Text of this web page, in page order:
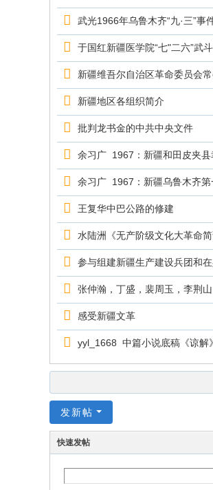
武光1966年乌鲁木齐“九·三”事
于国红新疆医学院“七"二六”武斗
新疆维吾尔自治区革命委员会
新疆地区各组织简介
批判龙书金的中共中央文件
余习广 1967：新疆和田皮夹
余习广 1967：新疆乌鲁木齐第
王复华中巴公路的修建
水陆洲《无产阶级文化大革命
参与组建新疆生产建设兵团和
张仲瀚，丁盛，裴周玉，李荆山
感受新疆文革
yyl_1668 中篇小说底稿《谅解
发新帖
快速发帖